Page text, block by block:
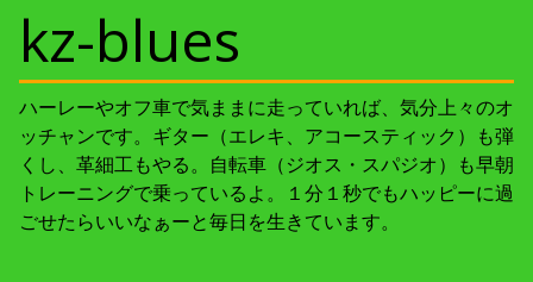
kz-blues
ハーレーやオフ車で気ままに走っていれば、気分上々のオ
ッチャンです。ギター（エレキ、アコースティック）も弾
くし、革細工もやる。自転車（ジオス・スパジオ）も早朝
トレーニングで乗っているよ。１分１秒でもハッピーに過
ごせたらいいなぁーと毎日を生きています。